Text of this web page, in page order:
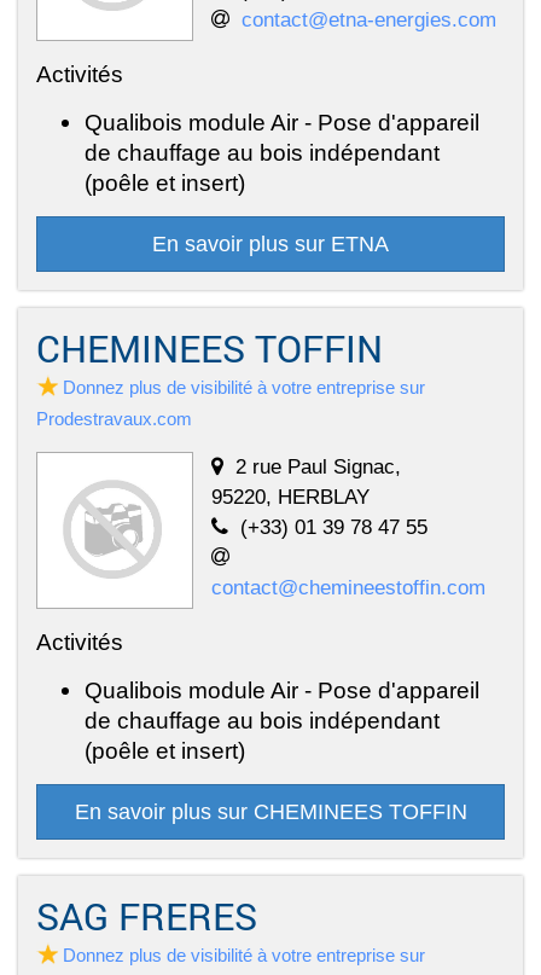
contact@etna-energies.com
Activités
Qualibois module Air - Pose d'appareil
de chauffage au bois indépendant
(poêle et insert)
En savoir plus sur ETNA
CHEMINEES TOFFIN
Donnez plus de visibilité à votre entreprise sur
Prodestravaux.com
2 rue Paul Signac,
95220, HERBLAY
(+33) 01 39 78 47 55
contact@chemineestoffin.com
Activités
Qualibois module Air - Pose d'appareil
de chauffage au bois indépendant
(poêle et insert)
En savoir plus sur CHEMINEES TOFFIN
SAG FRERES
Donnez plus de visibilité à votre entreprise sur